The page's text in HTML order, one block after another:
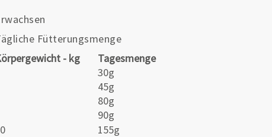
Fütterungsmenge
- kg
Tagesmenge
30g
45g
80g
90g
155g